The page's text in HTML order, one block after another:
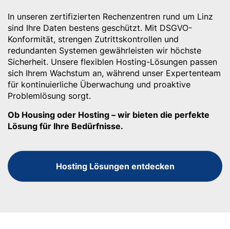
In unseren zertifizierten Rechenzentren rund um Linz
sind Ihre Daten bestens geschützt. Mit DSGVO-
Konformität, strengen Zutrittskontrollen und
redundanten Systemen gewährleisten wir höchste
Sicherheit. Unsere flexiblen Hosting-Lösungen passen
sich Ihrem Wachstum an, während unser Expertenteam
für kontinuierliche Überwachung und proaktive
Problemlösung sorgt.
Ob Housing oder Hosting – wir bieten die perfekte
Lösung für Ihre Bedürfnisse.
Hosting Lösungen entdecken